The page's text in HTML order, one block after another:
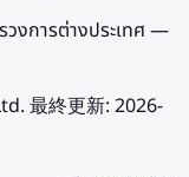
วงการต่างประเทศ —
最終更新: 2026-